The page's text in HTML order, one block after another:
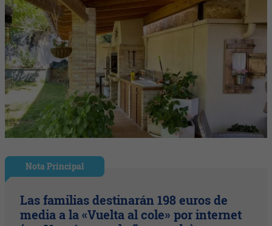
Nota Principal
Las familias destinarán 198 euros de
media a la «Vuelta al cole» por internet